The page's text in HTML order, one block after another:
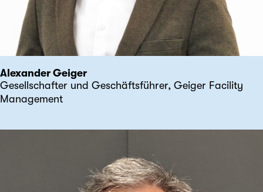
Alexander Geiger
Gesellschafter und Geschäftsführer, Geiger Facility
Management